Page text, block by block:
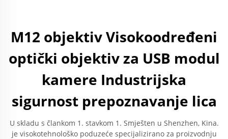
M12 objektiv Visokoodređeni
optički objektiv za USB modul
kamere Industrijska
sigurnost prepoznavanje lica
U skladu s člankom 1. stavkom 1. Smješten u Shenzhen, Kina.
je visokotehnološko poduzeće specijalizirano za proizvodnju